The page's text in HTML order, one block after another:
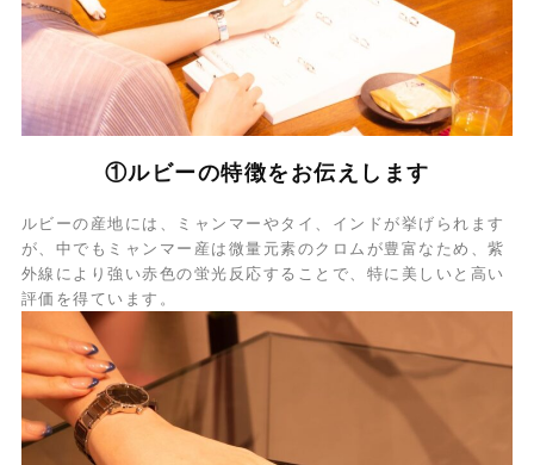
①ルビーの特徴をお伝えします
ルビーの産地には、ミャンマーやタイ、インドが挙げられます
が、中でもミャンマー産は微量元素のクロムが豊富なため、紫
外線により強い赤色の蛍光反応することで、特に美しいと高い
評価を得ています。